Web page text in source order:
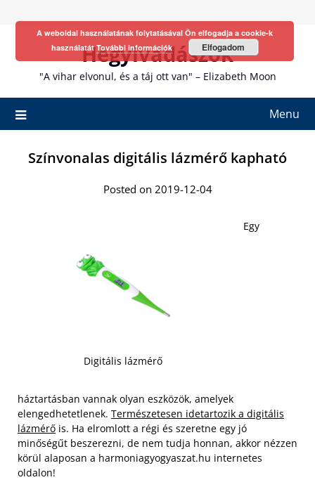
Hegyivadászok
"A vihar elvonul, és a táj ott van" – Elizabeth Moon
Menu
Színvonalas digitális lázmérő kapható
Posted on 2019-12-04
Digitális lázmérő
Egy
háztartásban vannak olyan eszközök, amelyek
elengedhetetlenek. Természetesen idetartozik a digitális
lázmérő is. Ha elromlott a régi és szeretne egy jó
minőségűt beszerezni, de nem tudja honnan, akkor nézzen
körül alaposan a harmoniagyogyaszat.hu internetes
oldalon!
A weboldal használatának folytatásával Ön elfogadja a cookie-k
használatátTovábbi információk Elfogadom